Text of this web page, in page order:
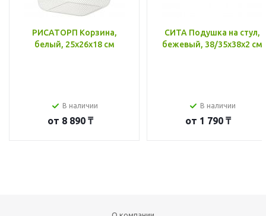
РИСАТОРП Корзина,
белый, 25x26x18 см
В наличии
от 8 890 ₸
СИТА Подушка на стул,
бежевый, 38/35x38x2 см
В наличии
от 1 790 ₸